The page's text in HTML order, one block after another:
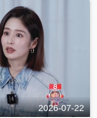
2026-07-22